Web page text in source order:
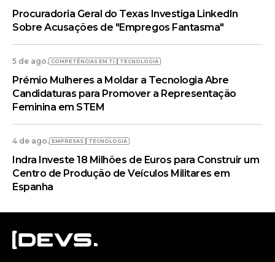
Procuradoria Geral do Texas Investiga LinkedIn
Sobre Acusações de "Empregos Fantasma"
5 de ago. COMPETÊNCIAS EM TI TECNOLOGIA
Prémio Mulheres a Moldar a Tecnologia Abre
Candidaturas para Promover a Representação
Feminina em STEM
4 de ago. EMPRESAS TECNOLOGIA
Indra Investe 18 Milhões de Euros para Construir um
Centro de Produção de Veículos Militares em
Espanha